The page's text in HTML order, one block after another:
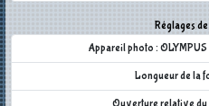
Réglages
Appareil photo :
Longueur de la